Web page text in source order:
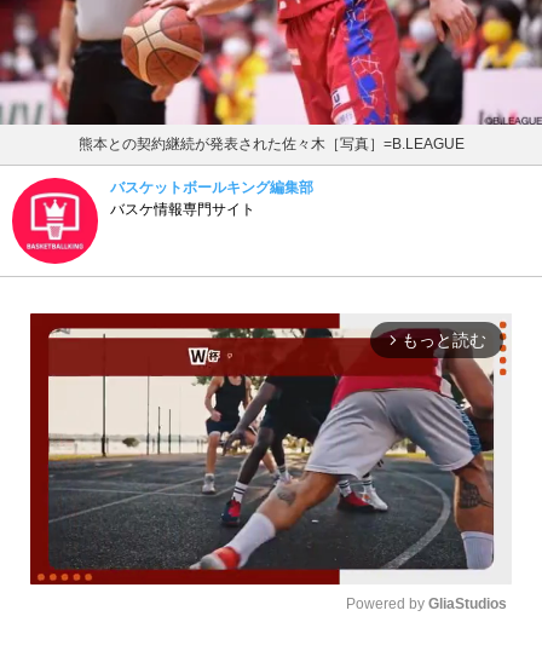
熊本との契約継続が発表された佐々木［写真］=B.LEAGUE
バスケットボールキング編集部
バスケ情報専門サイト
arrow_forward_ios もっと読む
Powered by GliaStudios